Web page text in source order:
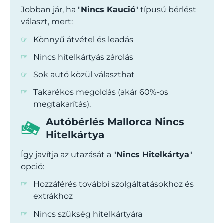
Jobban jár, ha "Nincs Kaució" típusú bérlést
választ, mert:
Könnyű átvétel és leadás
Nincs hitelkártyás zárolás
Sok autó közül választhat
Takarékos megoldás (akár 60%-os
megtakarítás).
Autóbérlés Mallorca Nincs
Hitelkártya
Így javítja az utazását a "Nincs Hitelkártya"
opció:
Hozzáférés további szolgáltatásokhoz és
extrákhoz
Nincs szükség hitelkártyára